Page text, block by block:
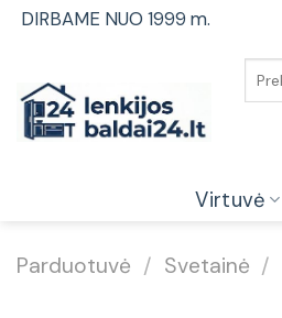
SkipDIRBAME NUO 1999 m.
Virtuvė
Parduotuvė / Svetainė /